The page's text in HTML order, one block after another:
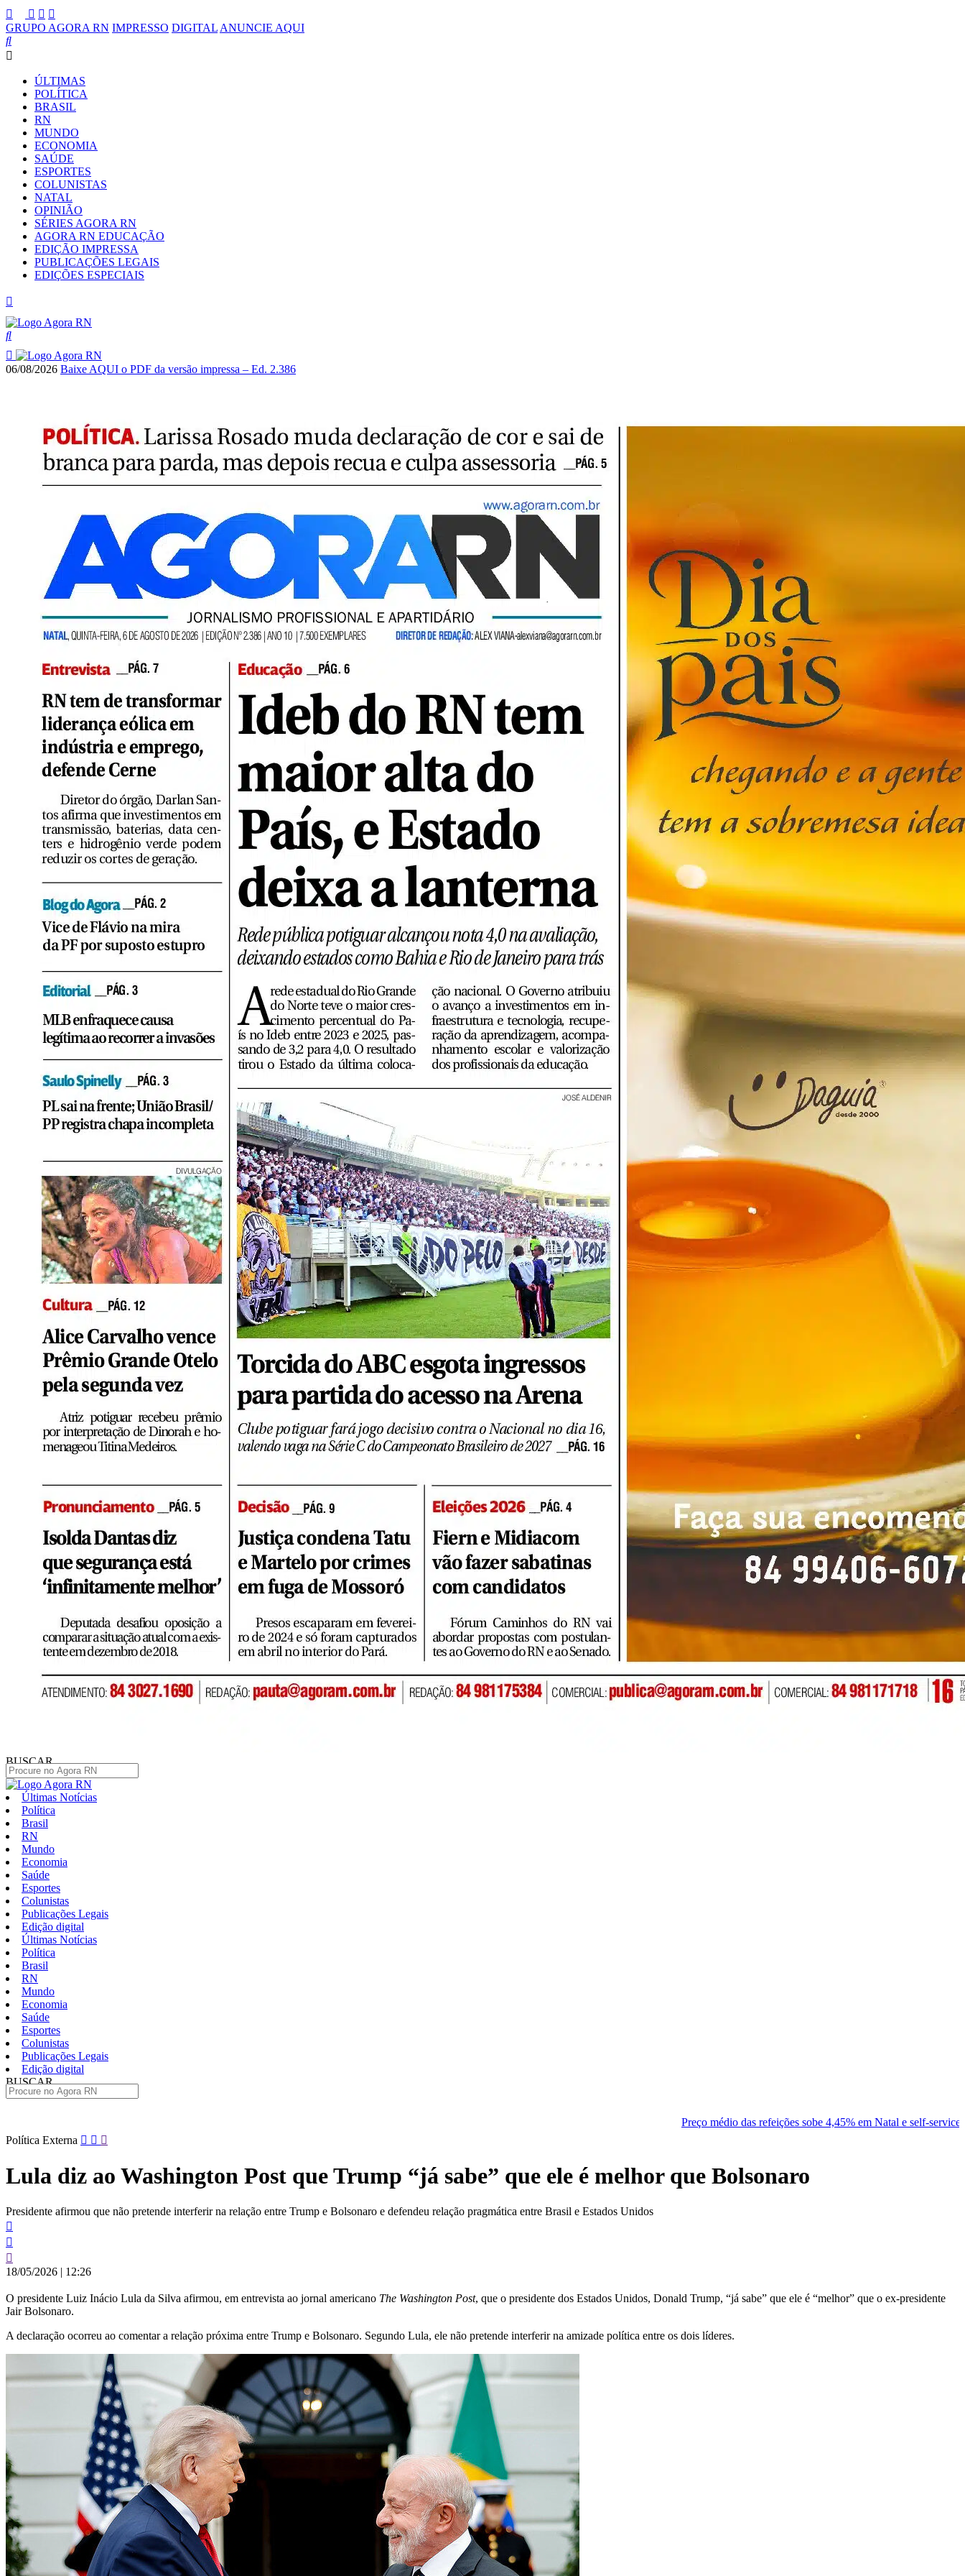
GRUPO AGORA RN IMPRESSO DIGITAL ANUNCIE AQUI
ÚLTIMAS
POLÍTICA
BRASIL
RN
MUNDO
ECONOMIA
SAÚDE
ESPORTES
COLUNISTAS
NATAL
OPINIÃO
SÉRIES AGORA RN
AGORA RN EDUCAÇÃO
EDIÇÃO IMPRESSA
PUBLICAÇÕES LEGAIS
EDIÇÕES ESPECIAIS
06/08/2026 Baixe AQUI o PDF da versão impressa – Ed. 2.386
BUSCAR
Últimas Notícias
Política
Brasil
RN
Mundo
Economia
Saúde
Esportes
Colunistas
Publicações Legais
Edição digital
Últimas Notícias
Política
Brasil
RN
Mundo
Economia
Saúde
Esportes
Colunistas
Publicações Legais
Edição digital
BUSCAR
Preço médio das refeições sobe 4,45% em Natal e self-service varia até 199%,
Pular
conteúdo
Política Externa
Lula diz ao Washington Post que Trump “já sabe” que ele é melhor que Bolsonaro
Presidente afirmou que não pretende interferir na relação entre Trump e Bolsonaro e defendeu relação pragmática entre Brasil e Estados Unidos
18/05/2026 | 12:26
O presidente Luiz Inácio Lula da Silva afirmou, em entrevista ao jornal americano The Washington Post, que o presidente dos Estados Unidos, Donald Trump, “já sabe” que ele é “melhor” que o ex-presidente
Jair Bolsonaro.
A declaração ocorreu ao comentar a relação próxima entre Trump e Bolsonaro. Segundo Lula, ele não pretende interferir na amizade política entre os dois líderes.